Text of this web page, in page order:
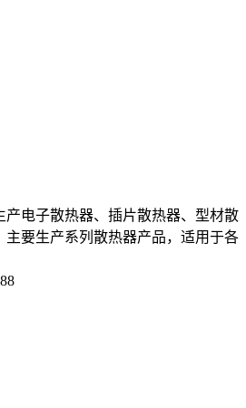
产电子散热器、插片散热器、型材散
主要生产系列散热器产品，适用于各